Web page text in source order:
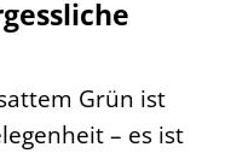
Grün ist
– es ist